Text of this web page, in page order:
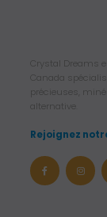
Crystal Dreams
Canada
précieuses,
alternative.
Rejoignez